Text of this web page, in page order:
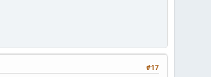
#17